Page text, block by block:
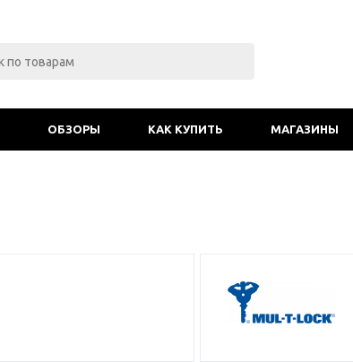
ОБЗОРЫ КАК КУПИТЬ МАГАЗИНЫ